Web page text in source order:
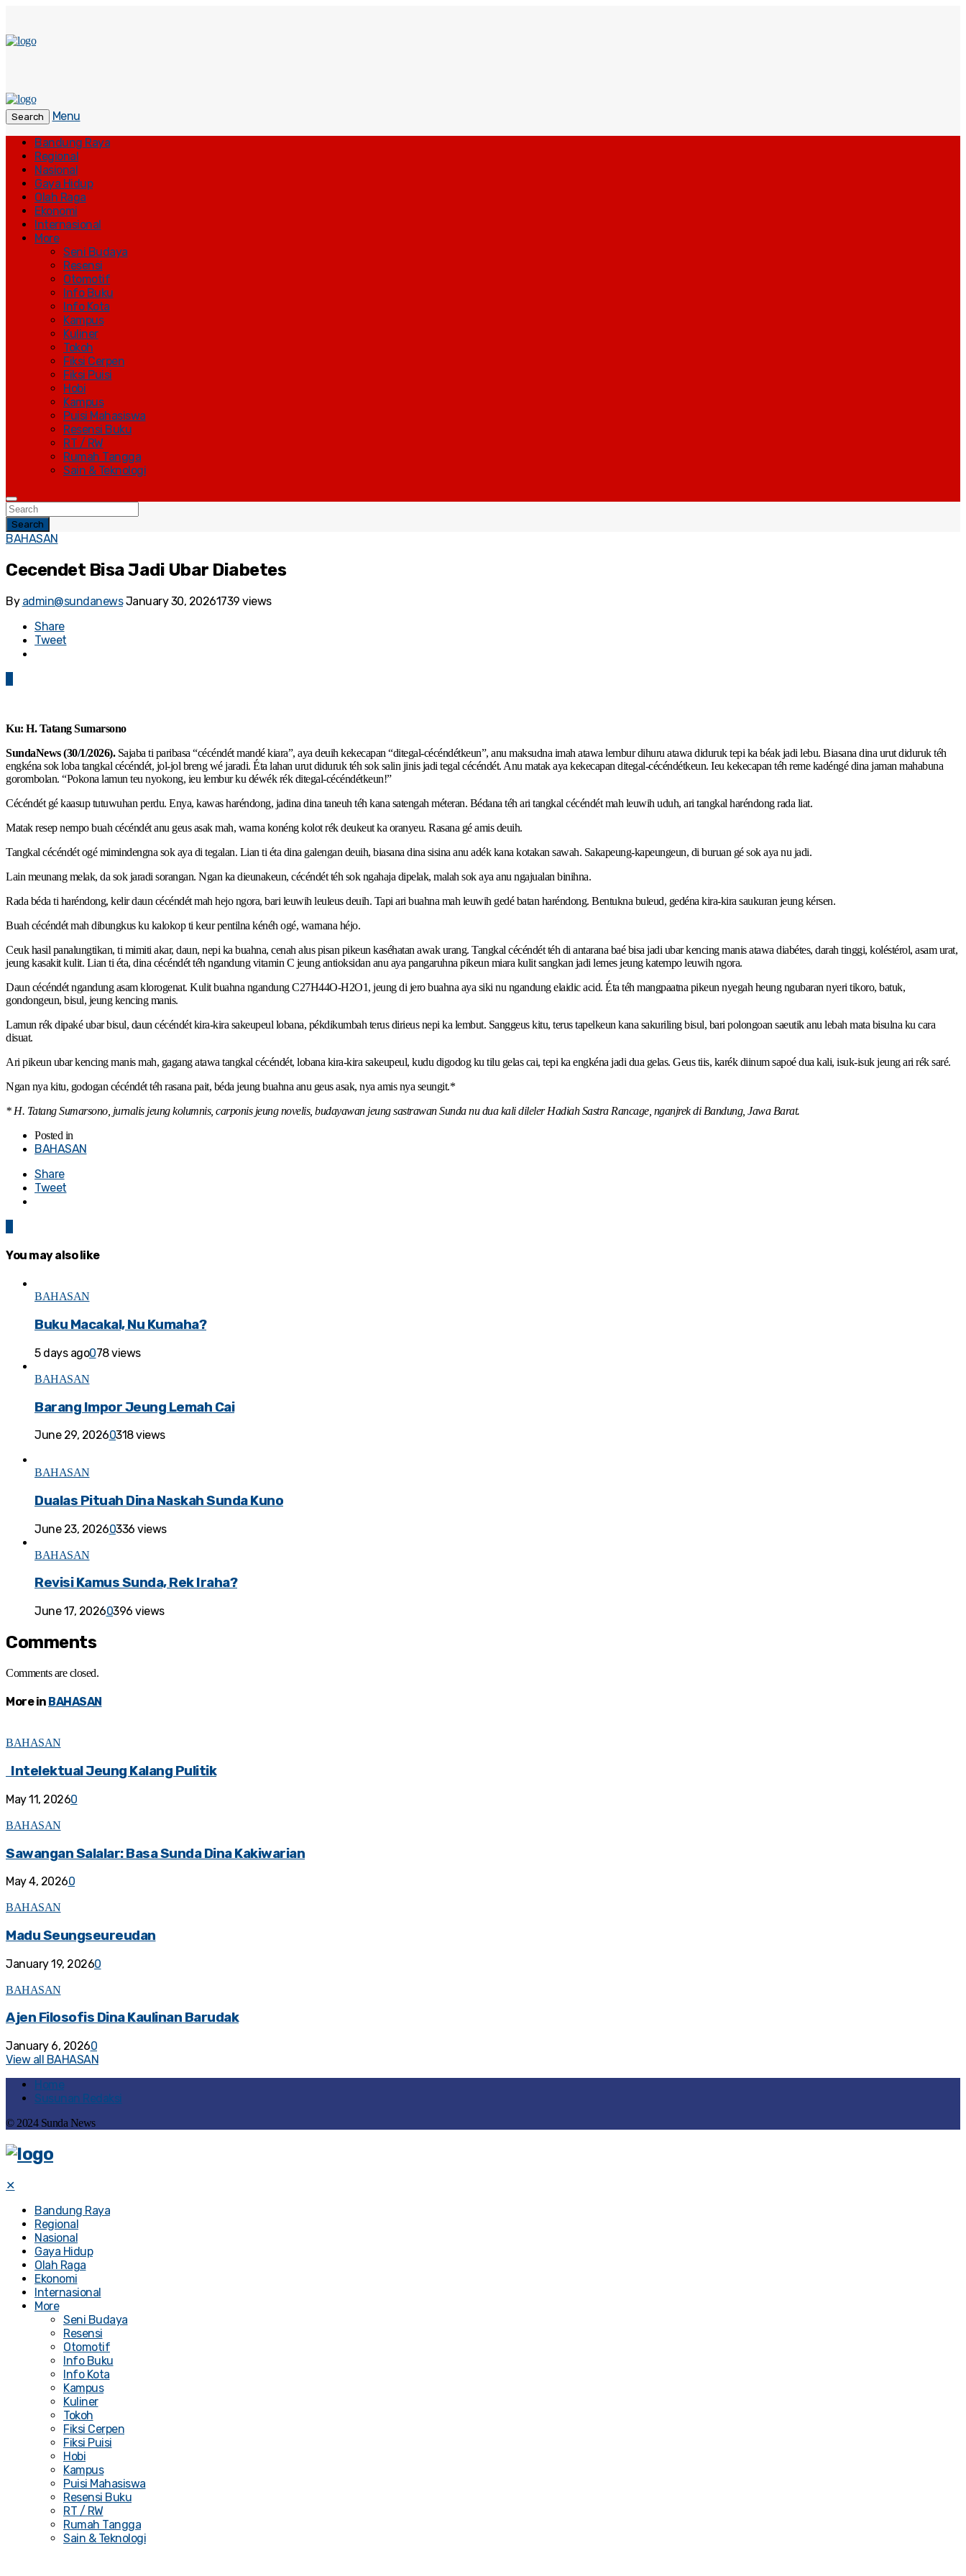
Search
Menu
Bandung Raya
Regional
Nasional
Gaya Hidup
Olah Raga
Ekonomi
Internasional
More
Seni Budaya
Resensi
Otomotif
Info Buku
Info Kota
Kampus
Kuliner
Tokoh
Fiksi Cerpen
Fiksi Puisi
Hobi
Kampus
Puisi Mahasiswa
Resensi Buku
RT / RW
Rumah Tangga
Sain & Teknologi
Search
BAHASAN
Cecendet Bisa Jadi Ubar Diabetes
By admin@sundanews January 30, 20261739 views
Share
Tweet
Ku: H. Tatang Sumarsono
SundaNews (30/1/2026).Sajaba ti paribasa “cécéndét mandé kiara”, aya deuih kekecapan “ditegal-cécéndétkeun”, anu maksudna imah atawa lembur dihuru atawa diduruk tepi ka béak jadi lebu. Biasana dina urut diduruk téh
engkéna sok loba tangkal cécéndét, jol-jol breng wé jaradi. Éta lahan urut diduruk téh sok salin jinis jadi tegal cécéndét. Anu matak aya kekecapan ditegal-cécéndétkeun. Ieu kekecapan téh reme kadéngé dina jaman mahabuna
gorombolan. “Pokona lamun teu nyokong, ieu lembur ku déwék rék ditegal-cécéndétkeun!”
Cécéndét gé kaasup tutuwuhan perdu. Enya, kawas haréndong, jadina dina taneuh téh kana satengah méteran. Bédana téh ari tangkal cécéndét mah leuwih uduh, ari tangkal haréndong rada liat.
Matak resep nempo buah cécéndét anu geus asak mah, warna konéng kolot rék deukeut ka oranyeu. Rasana gé amis deuih.
Tangkal cécéndét ogé mimindengna sok aya di tegalan. Lian ti éta dina galengan deuih, biasana dina sisina anu adék kana kotakan sawah. Sakapeung-kapeungeun, di buruan gé sok aya nu jadi.
Lain meunang melak, da sok jaradi sorangan. Ngan ka dieunakeun, cécéndét téh sok ngahaja dipelak, malah sok aya anu ngajualan binihna.
Rada béda ti haréndong, kelir daun cécéndét mah hejo ngora, bari leuwih leuleus deuih. Tapi ari buahna mah leuwih gedé batan haréndong. Bentukna buleud, gedéna kira-kira saukuran jeung kérsen.
Buah cécéndét mah dibungkus ku kalokop ti keur pentilna kénéh ogé, warnana héjo.
Ceuk hasil panalungtikan, ti mimiti akar, daun, nepi ka buahna, cenah alus pisan pikeun kaséhatan awak urang. Tangkal cécéndét téh di antarana baé bisa jadi ubar kencing manis atawa diabétes, darah tinggi, koléstérol, asam urat,
jeung kasakit kulit. Lian ti éta, dina cécéndét téh ngandung vitamin C jeung antioksidan anu aya pangaruhna pikeun miara kulit sangkan jadi lemes jeung katempo leuwih ngora.
Daun cécéndét ngandung asam klorogenat. Kulit buahna ngandung C27H44O-H2O1, jeung di jero buahna aya siki nu ngandung elaidic acid. Éta téh mangpaatna pikeun nyegah heung ngubaran nyeri tikoro, batuk,
gondongeun, bisul, jeung kencing manis.
Lamun rék dipaké ubar bisul, daun cécéndét kira-kira sakeupeul lobana, pékdikumbah terus dirieus nepi ka lembut. Sanggeus kitu, terus tapelkeun kana sakuriling bisul, bari polongoan saeutik anu lebah mata bisulna ku cara
disuat.
Ari pikeun ubar kencing manis mah, gagang atawa tangkal cécéndét, lobana kira-kira sakeupeul, kudu digodog ku tilu gelas cai, tepi ka engkéna jadi dua gelas. Geus tiis, karék diinum sapoé dua kali, isuk-isuk jeung ari rék saré.
Ngan nya kitu, godogan cécéndét téh rasana pait, béda jeung buahna anu geus asak, nya amis nya seungit.*
* H. Tatang Sumarsono, jurnalis jeung kolumnis, carponis jeung novelis, budayawan jeung sastrawan Sunda nu dua kali dileler Hadiah Sastra Rancage, nganjrek di Bandung, Jawa Barat.
Posted in
BAHASAN
Share
Tweet
You may also like
BAHASAN
Buku Macakal, Nu Kumaha?
5 days ago078 views
BAHASAN
Barang Impor Jeung Lemah Cai
June 29, 20260318 views
BAHASAN
Dualas Pituah Dina Naskah Sunda Kuno
June 23, 20260336 views
BAHASAN
Revisi Kamus Sunda, Rek Iraha?
June 17, 20260396 views
Comments
Comments are closed.
More in BAHASAN
BAHASAN
Intelektual Jeung Kalang Pulitik
May 11, 20260
BAHASAN
Sawangan Salalar: Basa Sunda Dina Kakiwarian
May 4, 20260
BAHASAN
Madu Seungseureudan
January 19, 20260
BAHASAN
Ajen Filosofis Dina Kaulinan Barudak
January 6, 20260
View all BAHASAN
Home
Susunan Redaksi
© 2024 Sunda News
✕
Bandung Raya
Regional
Nasional
Gaya Hidup
Olah Raga
Ekonomi
Internasional
More
Seni Budaya
Resensi
Otomotif
Info Buku
Info Kota
Kampus
Kuliner
Tokoh
Fiksi Cerpen
Fiksi Puisi
Hobi
Kampus
Puisi Mahasiswa
Resensi Buku
RT / RW
Rumah Tangga
Sain & Teknologi